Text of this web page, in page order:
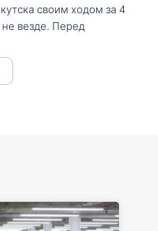
своим ходом за 4
везде. Перед